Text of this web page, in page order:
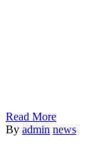
Read More
By admin news